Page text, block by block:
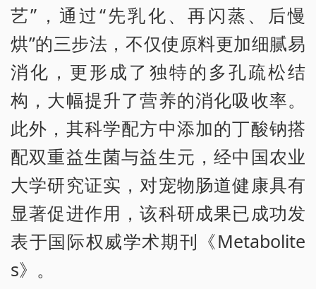
艺”，通过“先乳化、再闪蒸、后慢
烘”的三步法，不仅使原料更加细腻易
消化，更形成了独特的多孔疏松结
构，大幅提升了营养的消化吸收率。
此外，其科学配方中添加的丁酸钠搭
配双重益生菌与益生元，经中国农业
大学研究证实，对宠物肠道健康具有
显著促进作用，该科研成果已成功发
表于国际权威学术期刊《Metabolite
s》。